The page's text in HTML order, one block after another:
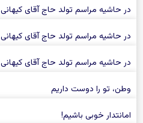
در حاشیه مراسم تولد حاج آقای
در حاشیه مراسم تولد حاج آقای
در حاشیه مراسم تولد حاج آقای
وطن، تو را دوست داریم
امانتدار خوبی باشیم!